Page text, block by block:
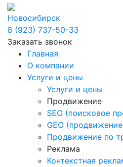
Новосибирск
8 (923) 737-50-33
Заказать звонок
Главная
О компании
Услуги и цены
Услуги и цены
Продвижение
SEO (поисковое
GEO
Продвижение по
Реклама
Контекстная